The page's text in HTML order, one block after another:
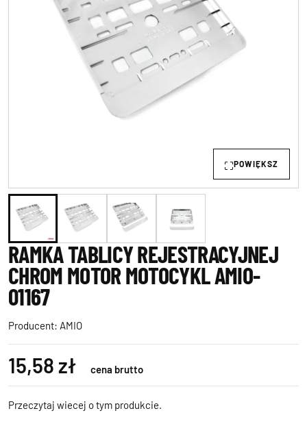
POWIĘKSZ
RAMKA TABLICY REJESTRACYJNEJ
CHROM MOTOR MOTOCYKL AMIO-
01167
Producent: AMIO
15,58 zł cena brutto
Przeczytaj wiecej o tym produkcie.